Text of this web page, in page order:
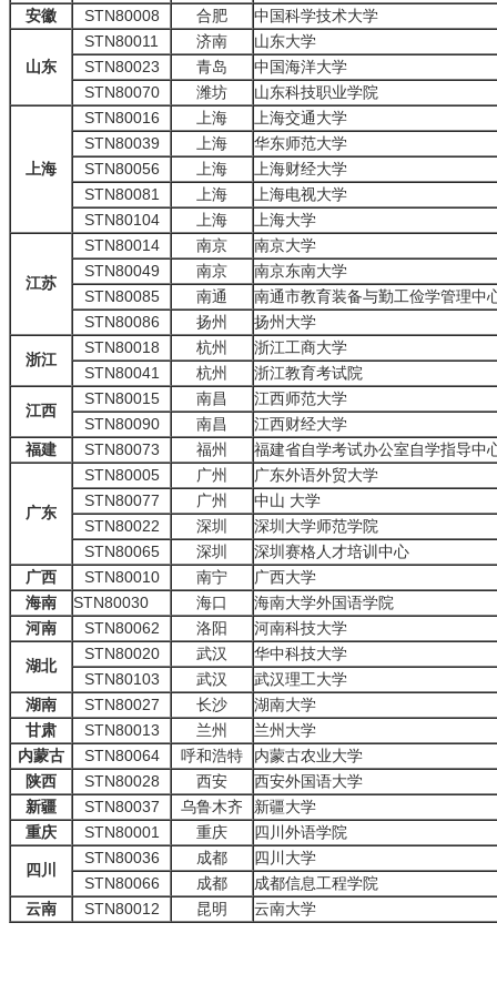
安徽
STN80008 合肥 中国科学技术大学
山东
STN80011 济南
山东大学
STN80023
青岛
中国海洋大学
STN80070
潍坊 山东科技职业学院
上海
STN80016 上海
上海交通大学
STN80039
上海
华东师范大学
STN80056
上海
上海财经大学
STN80081
上海
上海电视大学
STN80104
上海 上海大学
江苏
STN80014 南京
南京大学
STN80049
南京
南京东南大学
STN80085
南通
南通市教育装备与勤工俭学管理中
STN80086
扬州 扬州大学
浙江
STN80018 杭州
浙江工商大学
STN80041
杭州 浙江教育考试院
江西
STN80015 南昌
江西师范大学
STN80090
南昌
江西财经大学
福建
STN80073 福州 福建省自学考试办公室自学指导中
广东
STN80005 广州
广东外语外贸大学
STN80077
广州
中山 大学
STN80022
深圳
深圳大学师范学院
STN80065
深圳
深圳赛格人才培训中心
广西
STN80010 南宁
广西大学
海南
STN80030 海口
海南大学外国语学院
河南
STN80062 洛阳 河南科技大学
湖北
STN80020 武汉
华中科技大学
STN80103
武汉
武汉理工大学
湖南
STN80027 长沙
湖南大学
甘肃
STN80013 兰州
兰州大学
内蒙古
STN80064 呼和浩特
内蒙古农业大学
陕西
STN80028 西安
西安外国语大学
新疆
STN80037 乌鲁木齐
新疆大学
重庆
STN80001 重庆 四川外语学院
四川
STN80036 成都
四川大学
STN80066
成都
成都信息工程学院
云南
STN80012 昆明 云南大学